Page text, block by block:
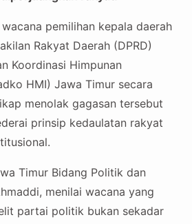
pemilihan kepala daerah
Rakyat Daerah (DPRD)
Koordinasi Himpunan
HMI) Jawa Timur secara
menolak gagasan tersebut
prinsip kedaulatan rakyat
Timur Bidang Politik dan
menilai wacana yang
partai politik bukan sekadar